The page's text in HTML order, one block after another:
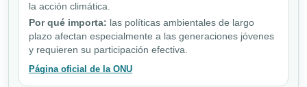
la acción climática.
Por qué importa: las políticas ambientales de largo
plazo afectan especialmente a las generaciones jóvenes
y requieren su participación efectiva.
Página oficial de la ONU